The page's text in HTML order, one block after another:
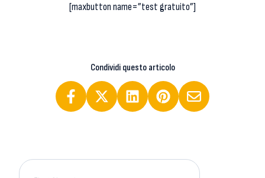
[maxbutton name=”test gratuito”]
Condividi questo articolo